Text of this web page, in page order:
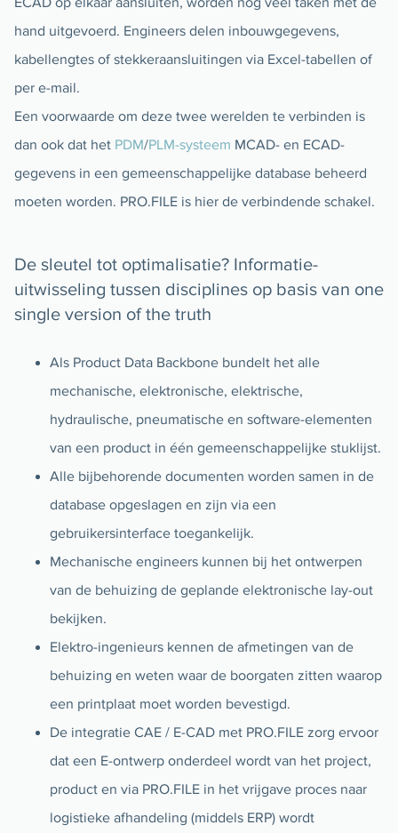
hand uitgevoerd. Engineers delen inbouwgegevens,
kabellengtes of stekkeraansluitingen via Excel-tabellen of
per e-mail.
Een voorwaarde om deze twee werelden te verbinden is
dan ook dat het PDM/PLM-systeem MCAD- en ECAD-
gegevens in een gemeenschappelijke database beheerd
moeten worden. PRO.FILE is hier de verbindende schakel.
De sleutel tot optimalisatie? Informatie-
uitwisseling tussen disciplines op basis van one
single version of the truth
Als Product Data Backbone bundelt het alle
mechanische, elektronische, elektrische,
hydraulische, pneumatische en software-elementen
van een product in één gemeenschappelijke stuklijst.
Alle bijbehorende documenten worden samen in de
database opgeslagen en zijn via een
gebruikersinterface toegankelijk.
Mechanische engineers kunnen bij het ontwerpen
van de behuizing de geplande elektronische lay-out
bekijken.
Elektro-ingenieurs kennen de afmetingen van de
behuizing en weten waar de boorgaten zitten waarop
een printplaat moet worden bevestigd.
De integratie CAE / E-CAD met PRO.FILE zorg ervoor
dat een E-ontwerp onderdeel wordt van het project,
product en via PRO.FILE in het vrijgave proces naar
logistieke afhandeling (middels ERP) wordt